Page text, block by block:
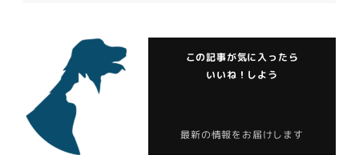
この記事が気に入ったら
いいね！しよう
最新の情報をお届けします